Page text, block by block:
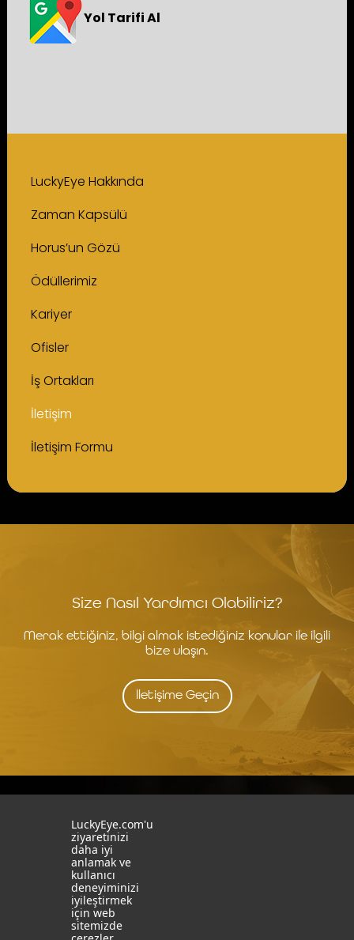
Yol Tarifi Al
LuckyEye Hakkında
Zaman Kapsülü
Horus’un Gözü
Ödüllerimiz
Kariyer
Ofisler
İş Ortakları
İletişim
İletişim Formu
Size Nasıl Yardımcı Olabiliriz?
Merak ettiğiniz, bilgi almak istediğiniz konular ile ilgili
bize ulaşın.
İletişime Geçin
19 Mayıs Mah. Turaboğlu Sok.
Hamdiye Yazgan İş Merkezi
Kozyatağı, Kadıköy, İstanbul
T: +90 216 355 03 19
Sosyal Medya
LuckyEye.com'u
ziyaretinizi
daha iyi
anlamak ve
kullanıcı
deneyiminizi
iyileştirmek
için web
sitemizde